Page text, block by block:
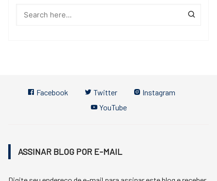
Facebook Twitter
Instagram
YouTube
ASSINAR BLOG POR E-MAIL